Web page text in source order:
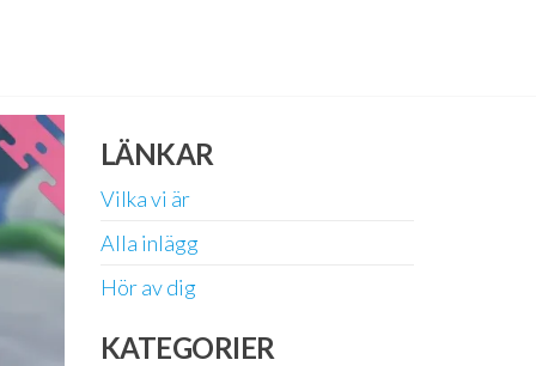
LÄNKAR
Vilka vi är
Alla inlägg
Hör av dig
KATEGORIER